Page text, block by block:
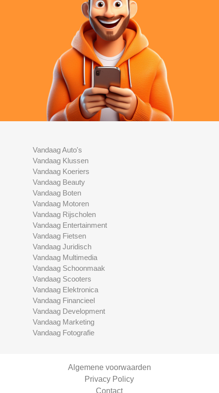
Vandaag Auto's
Vandaag Klussen
Vandaag Koeriers
Vandaag Beauty
Vandaag Boten
Vandaag Motoren
Vandaag Rijscholen
Vandaag Entertainment
Vandaag Fietsen
Vandaag Juridisch
Vandaag Multimedia
Vandaag Schoonmaak
Vandaag Scooters
Vandaag Elektronica
Vandaag Financieel
Vandaag Development
Vandaag Marketing
Vandaag Fotografie
Algemene voorwaarden
Privacy Policy
Contact